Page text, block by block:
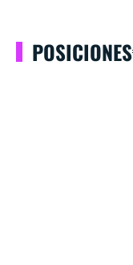
POSICIONES